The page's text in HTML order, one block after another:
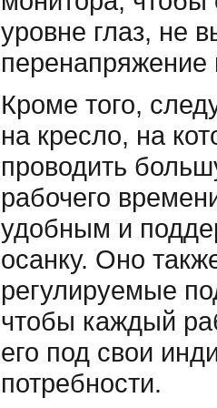
уровне глаз, не
Кроме того,
на кресло, на
проводить
рабочего
удобным и
осанку. Оно
регулируемые
чтобы каждый
его под свои
потребности.